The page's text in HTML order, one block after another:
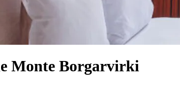
Monte Borgarvirki